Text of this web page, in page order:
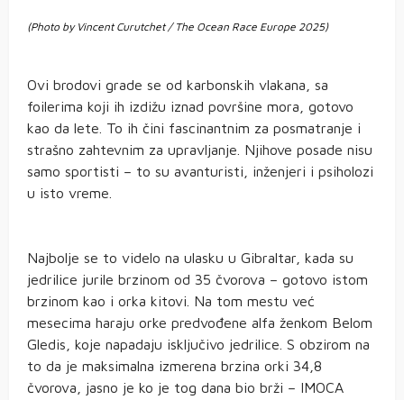
(Photo by Vincent Curutchet / The Ocean Race Europe 2025)
Ovi brodovi grade se od karbonskih vlakana, sa
foilerima koji ih izdižu iznad površine mora, gotovo
kao da lete. To ih čini fascinantnim za posmatranje i
strašno zahtevnim za upravljanje. Njihove posade nisu
samo sportisti – to su avanturisti, inženjeri i psiholozi
u isto vreme.
Najbolje se to videlo na ulasku u Gibraltar, kada su
jedrilice jurile brzinom od 35 čvorova – gotovo istom
brzinom kao i orka kitovi. Na tom mestu već
mesecima haraju orke predvođene alfa ženkom Belom
Gledis, koje napadaju isključivo jedrilice. S obzirom na
to da je maksimalna izmerena brzina orki 34,8
čvorova, jasno je ko je tog dana bio brži – IMOCA